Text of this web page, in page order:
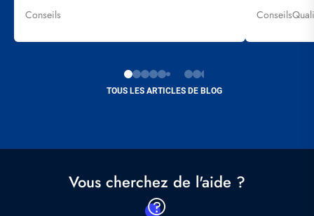
TOUS LES ARTICLES DE BLOG
Tags
Conseils Tags
Conseils
Vous cherchez de l'aide ?